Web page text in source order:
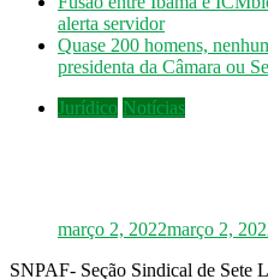
alerta servidor
Quase 200 homens,
presidenta da Câmara ou
Jurídico Notícias
março 2, 2022março 2,
SNPAF- Seção Sindical de Sete